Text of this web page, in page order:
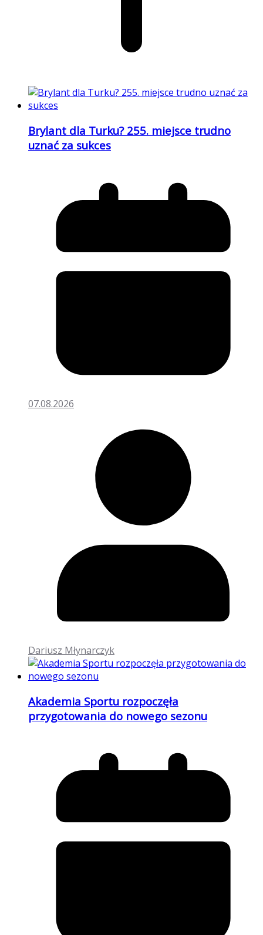
Brylant dla Turku? 255. miejsce trudno
uznać za sukces
07.08.2026
Dariusz Młynarczyk
Akademia Sportu rozpoczęła
przygotowania do nowego sezonu